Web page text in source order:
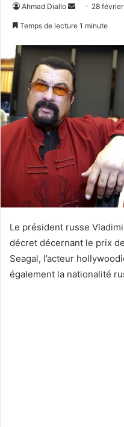
Ahmad Diallo
Envoyer
28
Temps de lecture 1 minute
Le président russe
décret décernant le prix
Seagal, l’acteur
également la nationalité